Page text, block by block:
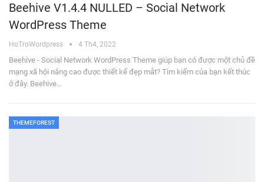
Beehive V1.4.4 NULLED – Social Network
WordPress Theme
HoTroWordpress 4 Th4, 2022
Beehive - Social Network WordPress Theme giúp bạn có được một chủ đề
mạng xã hội nâng cao được thiết kế đẹp mắt? Tìm kiếm của bạn kết thúc
ở đây. Beehive…
THEMEFOREST